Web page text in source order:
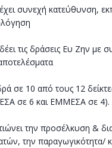
συνεχή κατεύθυνση,
τις δράσεις Ευ Ζην με
σε 10 από τους 12
σε 6 και ΕΜΜΕΣΑ σε 4).
την προσέλκυση &
την παραγωγικότητα/